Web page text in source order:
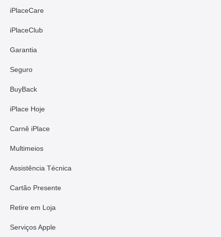
iPlaceCare
iPlaceClub
Garantia
Seguro
BuyBack
iPlace Hoje
Carnê iPlace
Multimeios
Assistência Técnica
Cartão Presente
Retire em Loja
Serviços Apple